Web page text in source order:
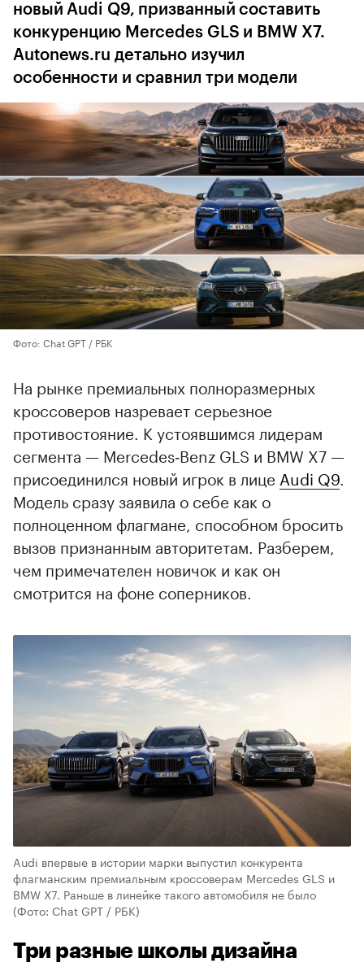
новый Audi Q9, призванный составить
конкуренцию Mercedes GLS и BMW X7.
Autonews.ru детально изучил
особенности и сравнил три модели
Фото: Chat GPT / РБК
На рынке премиальных полноразмерных
кроссоверов назревает серьезное
противостояние. К устоявшимся лидерам
сегмента — Mercedes‑Benz GLS и BMW X7 —
присоединился новый игрок в лице Audi Q9.
Модель сразу заявила о себе как о
полноценном флагмане, способном бросить
вызов признанным авторитетам. Разберем,
чем примечателен новичок и как он
смотрится на фоне соперников.
Audi впервые в истории марки выпустил конкурента
флагманским премиальным кроссоверам Mercedes GLS и
BMW X7. Раньше в линейке такого автомобиля не было
(Фото: Chat GPT / РБК)
Три разные школы дизайна